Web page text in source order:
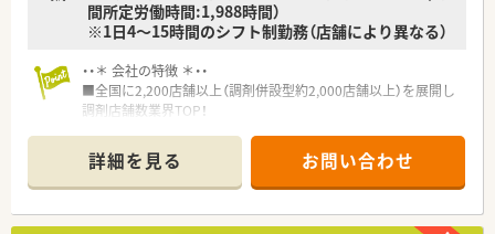
間所定労働時間:1,988時間）
※1日4～15時間のシフト制勤務（店舗により異なる）
・・＊ 会社の特徴 ＊・・
■全国に2,200店舗以上（調剤併設型約2,000店舗以上）を展開し
調剤店舗数業界TOP！
頑張り次第で高給与も可能！
■経験や勤務コースによりますが、経験の少ない方でも500万前
半スタートと業界TOP水準！
■職種や職域に合わせ、豊富な社内研修や外部組織と連携した研
修を用意されています
詳細を見る お問い合わせ